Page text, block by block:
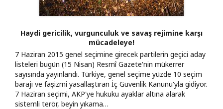
Haydi gericilik, vurgunculuk ve savaş rejimine karşı
mücadeleye!
7 Haziran 2015 genel seçimine girecek partilerin geçici aday
listeleri bugün (15 Nisan) Resmî Gazete'nin mükerrer
sayısında yayınlandı. Türkiye, genel seçime yüzde 10 seçim
barajı ve faşizmi yasallaştıran İç Güvenlik Kanunu'yla gidiyor.
7 Haziran seçimi, AKP'ye hukuku ayaklar altına alarak
sistemli terör, beyin yıkama…